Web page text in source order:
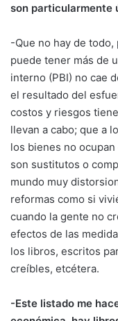
son particularmente
-Que no hay de
puede tener más de
interno (PBI) no cae
el resultado del
costos y riesgos
llevan a cabo; que a
los bienes no
son sustitutos o
mundo muy
reformas como si
cuando la gente no
efectos de las
los libros, escritos
creíbles, etcétera.
-Este listado me